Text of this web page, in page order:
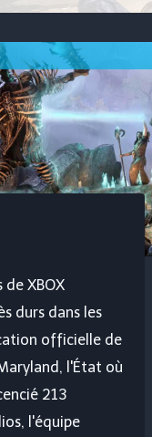
de XBOX
durs dans les
officielle de
l'État où
213
l'équipe